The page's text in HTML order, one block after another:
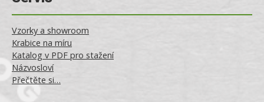
Vzorky a showroom
Krabice na míru
Katalog v PDF pro stažení
Názvosloví
Přečtěte si…